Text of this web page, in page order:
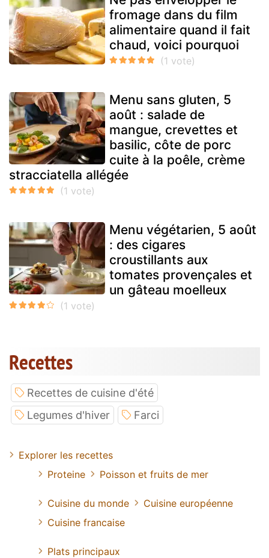
fromage dans du film
alimentaire quand il fait
chaud, voici pourquoi
Menu sans gluten, 5
août : salade de
mangue, crevettes et
basilic, côte de porc
cuite à la poêle, crème
stracciatella allégée
Menu végétarien, 5 août
: des cigares
croustillants aux
tomates provençales et
un gâteau moelleux
Recettes
Recettes de cuisine d'été
Legumes d'hiver
Farci
Explorer les recettes
Proteine
Poisson et fruits de mer
Cuisine du monde
Cuisine européenne
Cuisine francaise
Plats principaux